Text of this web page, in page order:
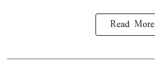
Read More